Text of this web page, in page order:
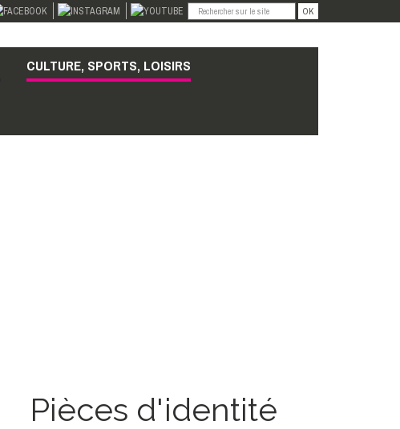
OK
CULTURE, SPORTS, LOISIRS
Pièces d'identité